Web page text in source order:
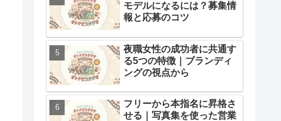
モデルになるには？募集情
報と応募のコツ
夜職女性の成功者に共通す
る5つの特徴｜ブランディ
ングの視点から
フリーから本指名に昇格さ
せる｜写真集を使った営業